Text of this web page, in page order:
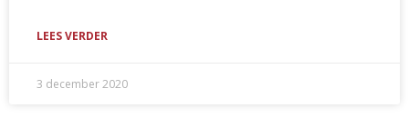
LEES VERDER
3 december 2020